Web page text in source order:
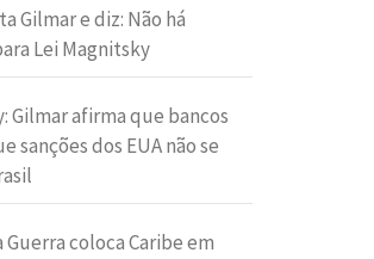
Gilmar e diz: Não há
Lei Magnitsky
Gilmar afirma que bancos
sanções dos EUA não se
coloca Caribe em